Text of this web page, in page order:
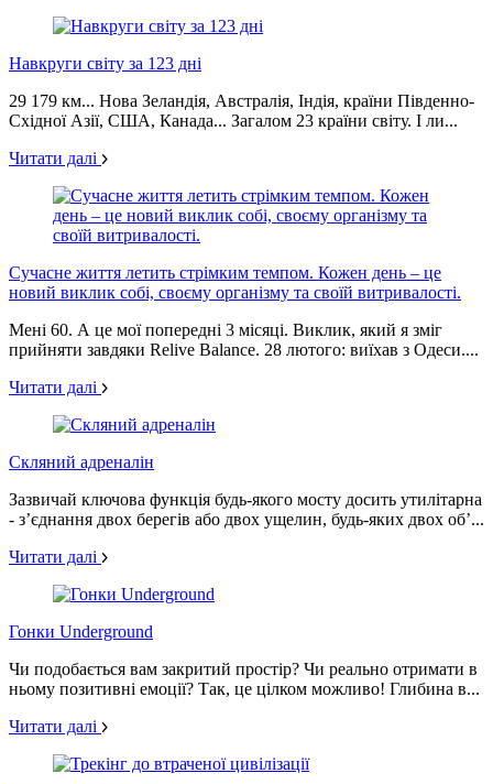
Навкруги світу за 123 дні
29 179 км... Нова Зеландія, Австралія, Індія, країни Південно-
Східної Азії, США, Канада... Загалом 23 країни світу. І ли...
Читати далі
Сучасне життя летить стрімким темпом. Кожен день – це
новий виклик собі, своєму організму та своїй витривалості.
Мені 60. А це мої попередні 3 місяці. Виклик, який я зміг
прийняти завдяки Relive Balance. 28 лютого: виїхав з Одеси....
Читати далі
Скляний адреналін
Зазвичай ключова функція будь-якого мосту досить утилітарна
- з’єднання двох берегів або двох ущелин, будь-яких двох об’...
Читати далі
Гонки Underground
Чи подобається вам закритий простір? Чи реально отримати в
ньому позитивні емоції? Так, це цілком можливо! Глибина в...
Читати далі